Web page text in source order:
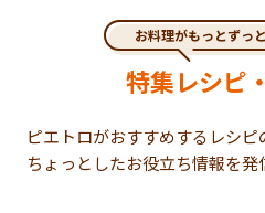
特集レシピ
お料理がもっとずっ
ピエトロがおすすめするレシピ
ちょっとしたお役立ち情報を発